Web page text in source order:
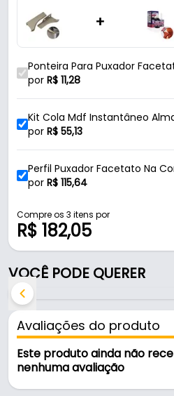
Características:
- Marca: Dmt
- Modelo: 0307
- Linha: Facetato - DMT
- Material: Zamac
- Cor: Bronze
- Comprimento: 70 Mm
- Medida entre os furos de
- Comercialização: O Par
Indicação de Perfil Puxador:
- Perfil Puxador 0307 -
Conteúdo de Embalagem
- 01 Ponteira Para o Lado
- 01 Ponteira Para o Lado
+
Ponteira Para Puxador
Dmt
por R$ 11,28
Kit Cola Mdf Instantâneo
Resistencia
por R$ 55,13
Perfil Puxador Facetato Na
por R$ 115,64
Compre os 3 itens por
R$ 182,05
VOCÊ PODE QUERER
Avaliações do produto
Este produto ainda não
nenhuma avaliação